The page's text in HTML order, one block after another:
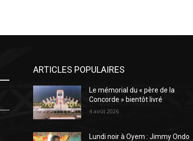
ARTICLES POPULAIRES
Le mémorial du « père de la
Concorde » bientôt livré
4 août 2026
Lundi noir à Oyem : Jimmy Ondo